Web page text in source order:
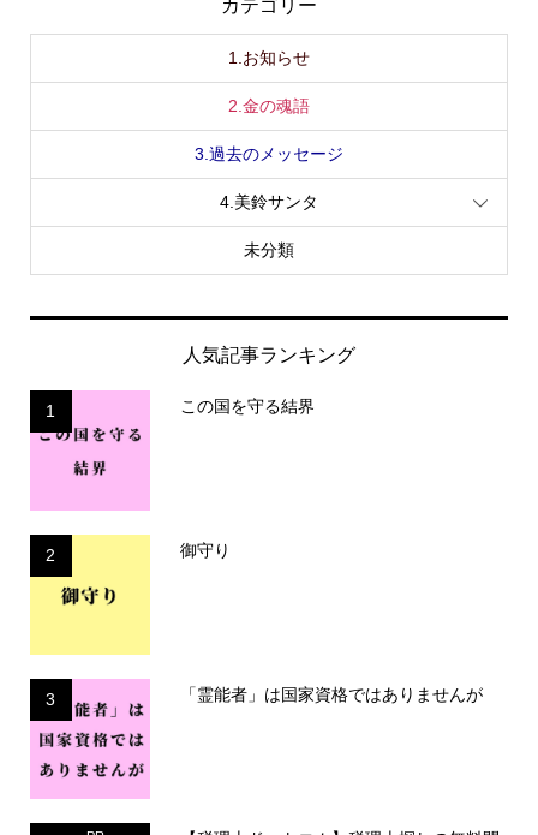
1.お知らせ
2.金の魂語
3.過去のメッセージ
4.美鈴サンタ
未分類
人気記事ランキング
1 この国を守る結界
2 御守り
3 「霊能者」は国家資格ではありませんが